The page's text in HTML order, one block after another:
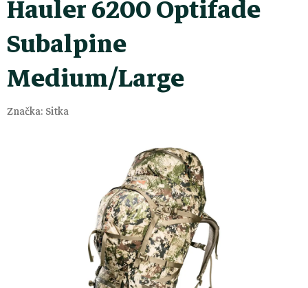
Hauler 6200 Optifade
Subalpine
Medium/Large
Značka: Sitka